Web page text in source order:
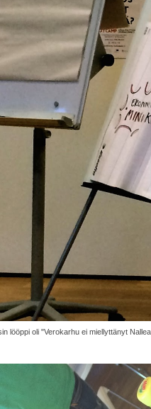
lööppi oli "Verokarhu ei miellyttänyt